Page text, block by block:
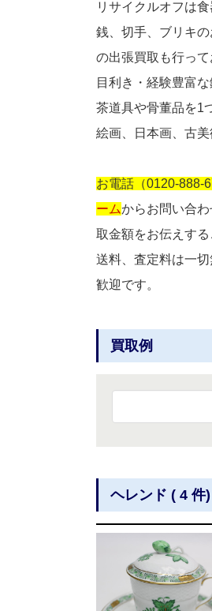
リサイクルオフは
銭、切手、ブリキ
の出張買取も行っ
目利き・経験豊富
茶道具や骨董品を1
絵画、日本画、古美
お電話（0120-888-
ームからお問い合
取金額をお伝えする
送料、査定料は一
歓迎です。
買取例
ヘレンド ( 4 件)